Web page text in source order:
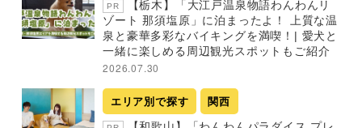
PR
【栃木】「大江戸温泉物語わんわんリ
ゾート 那須塩原」に泊まったよ！ 上質な温
泉と豪華多彩なバイキングを満喫！| 愛犬と
一緒に楽しめる周辺観光スポットもご紹介
2026.07.30
エリア別で探す 関西